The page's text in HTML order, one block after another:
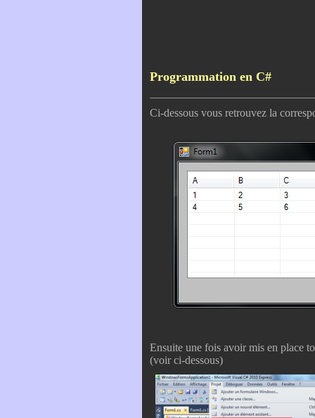
Programmation en C#
Ci-dessous vous retrouvez la
Ensuite une fois avoir mis en place
(voir ci-dessous)